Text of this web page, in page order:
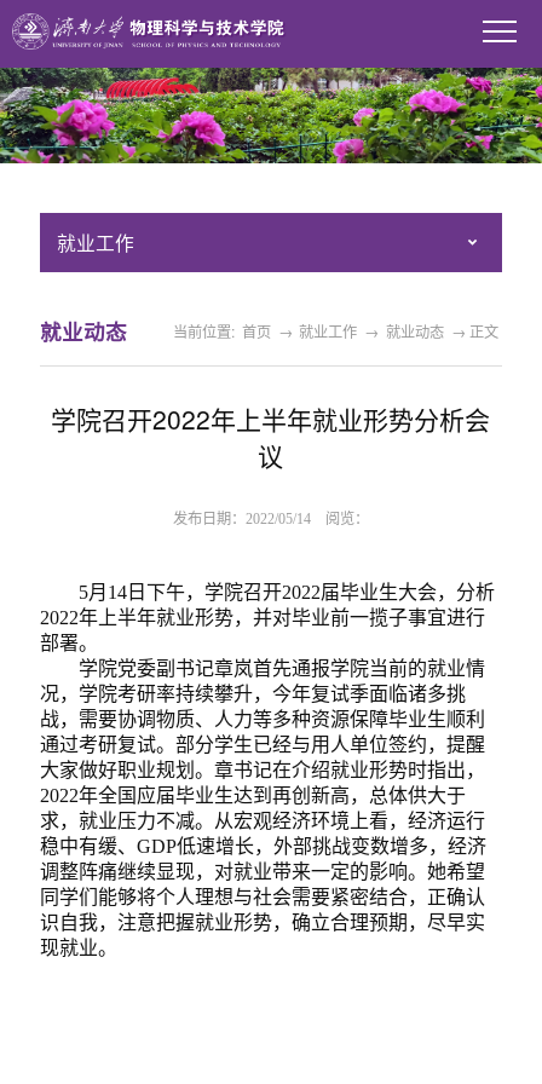
就业工作
就业动态 当前位置: 首页 → 就业工作 → 就业动态 → 正文
学院召开2022年上半年就业形势分析会
议
发布日期：2022/05/14 阅览：
5月14日下午，学院召开2022届毕业生大会，分析
2022年上半年就业形势，并对毕业前一揽子事宜进行
部署。
学院党委副书记章岚首先通报学院当前的就业情
况，学院考研率持续攀升，今年复试季面临诸多挑
战，需要协调物质、人力等多种资源保障毕业生顺利
通过考研复试。部分学生已经与用人单位签约，提醒
大家做好职业规划。章书记在介绍就业形势时指出，
2022年全国应届毕业生达到再创新高，总体供大于
求，就业压力不减。从宏观经济环境上看，经济运行
稳中有缓、GDP低速增长，外部挑战变数增多，经济
调整阵痛继续显现，对就业带来一定的影响。她希望
同学们能够将个人理想与社会需要紧密结合，正确认
识自我，注意把握就业形势，确立合理预期，尽早实
现就业。